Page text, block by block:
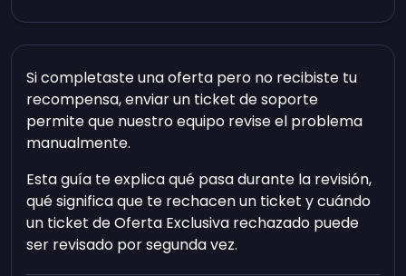
Si completaste una oferta pero no recibiste tu
recompensa, enviar un ticket de soporte
permite que nuestro equipo revise el problema
manualmente.
Esta guía te explica qué pasa durante la revisión,
qué significa que te rechacen un ticket y cuándo
un ticket de Oferta Exclusiva rechazado puede
ser revisado por segunda vez.